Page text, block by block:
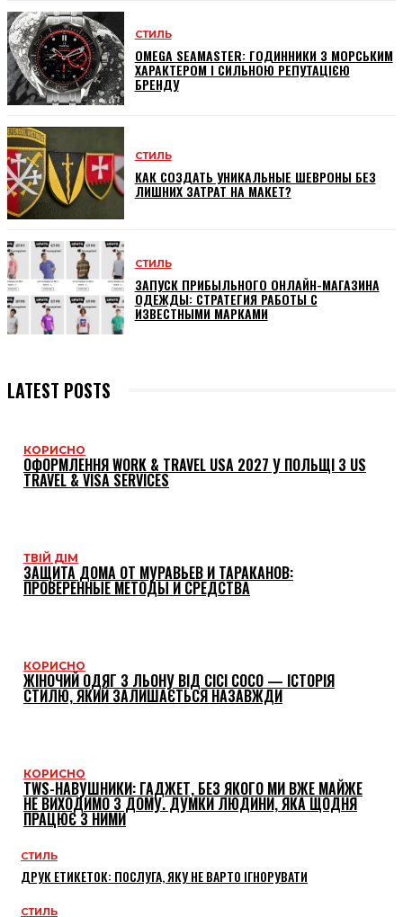
СТИЛЬ
OMEGA SEAMASTER: ГОДИННИКИ З МОРСЬКИМ
ХАРАКТЕРОМ І СИЛЬНОЮ РЕПУТАЦІЄЮ
БРЕНДУ
СТИЛЬ
КАК СОЗДАТЬ УНИКАЛЬНЫЕ ШЕВРОНЫ БЕЗ
ЛИШНИХ ЗАТРАТ НА МАКЕТ?
СТИЛЬ
ЗАПУСК ПРИБЫЛЬНОГО ОНЛАЙН-МАГАЗИНА
ОДЕЖДЫ: СТРАТЕГИЯ РАБОТЫ С
ИЗВЕСТНЫМИ МАРКАМИ
LATEST POSTS
КОРИСНО
ОФОРМЛЕННЯ WORK & TRAVEL USA 2027 У ПОЛЬЩІ З US
TRAVEL & VISA SERVICES
ТВІЙ ДІМ
ЗАЩИТА ДОМА ОТ МУРАВЬЕВ И ТАРАКАНОВ:
ПРОВЕРЕННЫЕ МЕТОДЫ И СРЕДСТВА
КОРИСНО
ЖІНОЧИЙ ОДЯГ З ЛЬОНУ ВІД CICI COCO — ІСТОРІЯ
СТИЛЮ, ЯКИЙ ЗАЛИШАЄТЬСЯ НАЗАВЖДИ
КОРИСНО
TWS-НАВУШНИКИ: ГАДЖЕТ, БЕЗ ЯКОГО МИ ВЖЕ МАЙЖЕ
НЕ ВИХОДИМО З ДОМУ. ДУМКИ ЛЮДИНИ, ЯКА ЩОДНЯ
ПРАЦЮЄ З НИМИ
СТИЛЬ
ДРУК ЕТИКЕТОК: ПОСЛУГА, ЯКУ НЕ ВАРТО ІГНОРУВАТИ
СТИЛЬ